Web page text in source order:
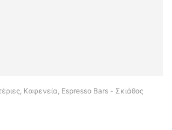
Καφενεία, Espresso Bars - Σκιάθος